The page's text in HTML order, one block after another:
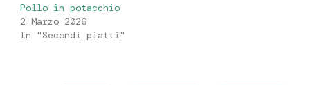
Pollo in potacchio
2 Marzo 2026
In "Secondi piatti"